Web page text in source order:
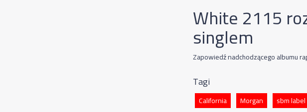
White 2115
singlem
Zapowiedź nadchodzącego albumu
Tagi
California Morgan sbm label